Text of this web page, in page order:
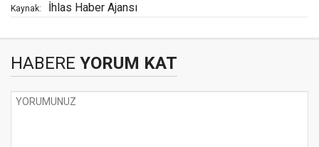
Kaynak: İhlas Haber Ajansı
HABERE YORUM KAT